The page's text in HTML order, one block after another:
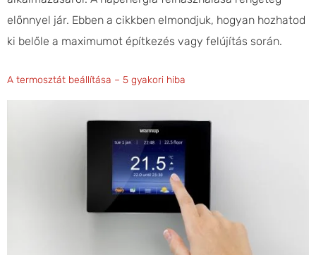
előnnyel jár. Ebben a cikkben elmondjuk, hogyan hozhatod
ki belőle a maximumot építkezés vagy felújítás során.
A termosztát beállítása – 5 gyakori hiba